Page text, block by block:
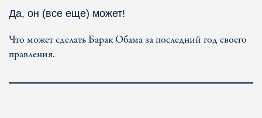
Да, он (все еще) может!
Что может сделать Барак Обама за последний год своего
правления.